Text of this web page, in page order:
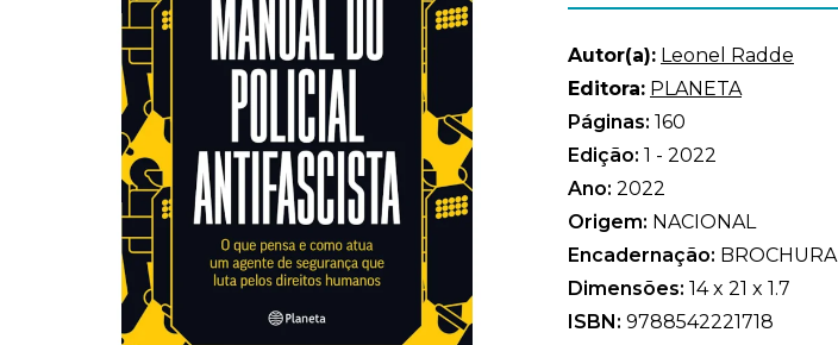
Autor(a): Leonel Radde
Editora: PLANETA
Páginas: 160
Edição: 1 - 2022
Ano: 2022
Origem: NACIONAL
Encadernação: BROCHURA
Dimensões: 14 x 21 x 1.7
ISBN: 9788542221718